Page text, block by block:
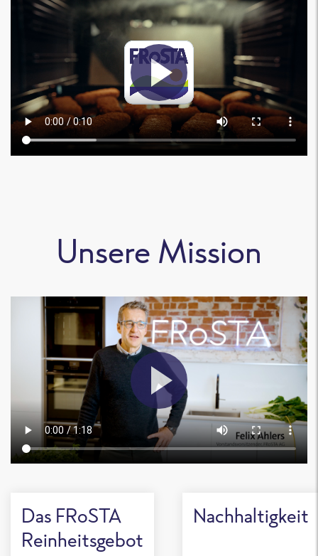
Unsere Mission
Das FRoSTA
Reinheitsgebot
Nachhaltigkeit